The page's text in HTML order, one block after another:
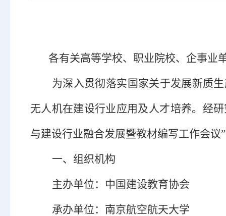
各有关高等学校、职业院校、企事业
为深入贯彻落实国家关于发展新质
无人机在建设行业应用及人才培养。经
与建设行业融合发展暨教材编写工作会议
一、组织机构
主办单位：中国建设教育协会
承办单位：南京航空航天大学